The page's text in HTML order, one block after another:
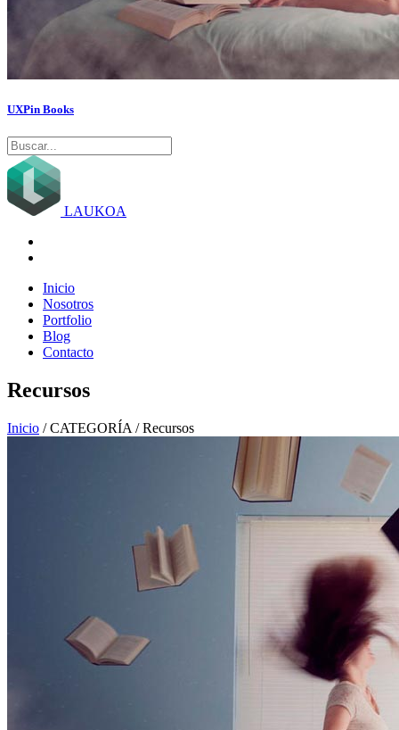
UXPin Books
LAUKOA
Inicio
Nosotros
Portfolio
Blog
Contacto
Recursos
Inicio /CATEGORÍA /Recursos